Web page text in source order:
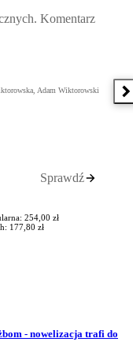
Komentarz
Adam Wiktorowski
Sprawdź
254,00 zł
177,80 zł
- nowelizacja trafi do